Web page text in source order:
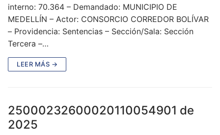
interno: 70.364 – Demandado: MUNICIPIO DE
MEDELLÍN – Actor: CONSORCIO CORREDOR BOLÍVAR
– Providencia: Sentencias – Sección/Sala: Sección
Tercera –…
LEER MÁS →
25000232600020110054901 de
2025